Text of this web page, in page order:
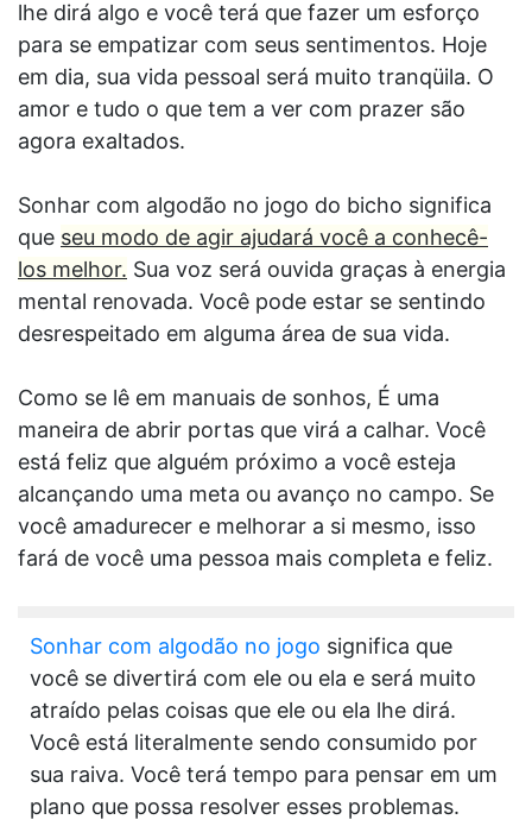
lhe dirá algo e você terá que fazer um esforço
para se empatizar com seus sentimentos. Hoje
em dia, sua vida pessoal será muito tranqüila. O
amor e tudo o que tem a ver com prazer são
agora exaltados.
Sonhar com algodão no jogo do bicho significa
que seu modo de agir ajudará você a conhecê-
los melhor. Sua voz será ouvida graças à energia
mental renovada. Você pode estar se sentindo
desrespeitado em alguma área de sua vida.
Como se lê em manuais de sonhos, É uma
maneira de abrir portas que virá a calhar. Você
está feliz que alguém próximo a você esteja
alcançando uma meta ou avanço no campo. Se
você amadurecer e melhorar a si mesmo, isso
fará de você uma pessoa mais completa e feliz.
Sonhar com algodão no jogo significa que
você se divertirá com ele ou ela e será muito
atraído pelas coisas que ele ou ela lhe dirá.
Você está literalmente sendo consumido por
sua raiva. Você terá tempo para pensar em um
plano que possa resolver esses problemas.